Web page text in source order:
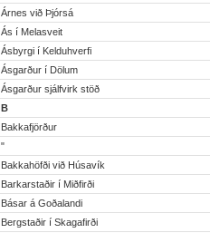
Árnes við Þjórsá
Ás í Melasveit
Ásbyrgi í Kelduhverfi
Ásgarður í Dölum
Ásgarður sjálfvirk stöð
B
Bakkafjörður
"
Bakkahöfði við Húsavík
Barkarstaðir í Miðfirði
Básar á Goðalandi
Bergstaðir í Skagafirði